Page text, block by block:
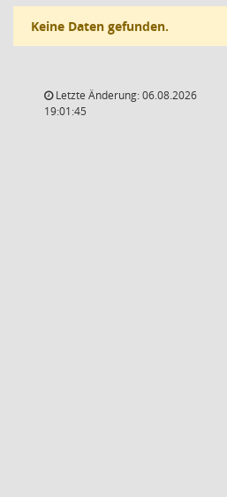
Keine Daten gefunden.
Letzte Änderung: 06.08.2026
19:01:45